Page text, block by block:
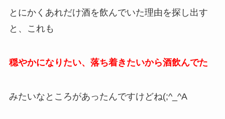
とにかくあれだけ酒を飲んでいた理由を探し出す
と、これも
穏やかになりたい、落ち着きたいから酒飲んでた
みたいなところがあったんですけどね(;^_^A